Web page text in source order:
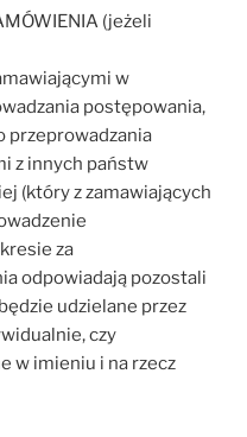
(jeżeli
w
postępowania,
przeprowadzania
z innych państw
(który z zamawiających
za
odpowiadają pozostali
udzielane przez
czy
w imieniu i na rzecz